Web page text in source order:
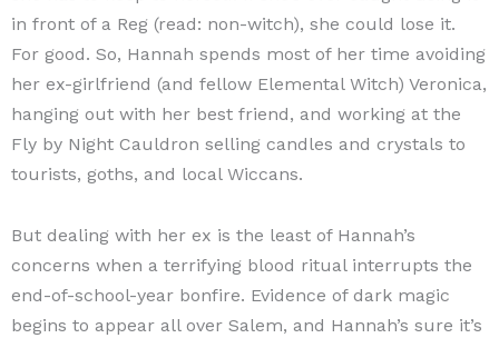
in front of a Reg (read: non-witch), she could lose it.
For good. So, Hannah spends most of her time avoiding
her ex-girlfriend (and fellow Elemental Witch) Veronica,
hanging out with her best friend, and working at the
Fly by Night Cauldron selling candles and crystals to
tourists, goths, and local Wiccans.
But dealing with her ex is the least of Hannah’s
concerns when a terrifying blood ritual interrupts the
end-of-school-year bonfire. Evidence of dark magic
begins to appear all over Salem, and Hannah’s sure it’s